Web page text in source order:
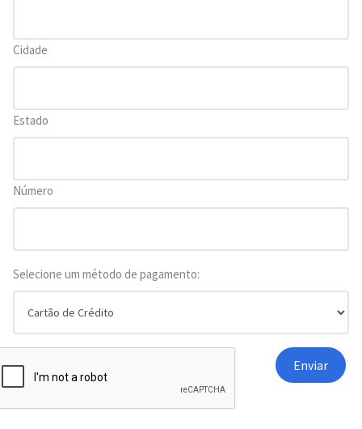
Cidade
Estado
Número
Selecione um método de pagamento: